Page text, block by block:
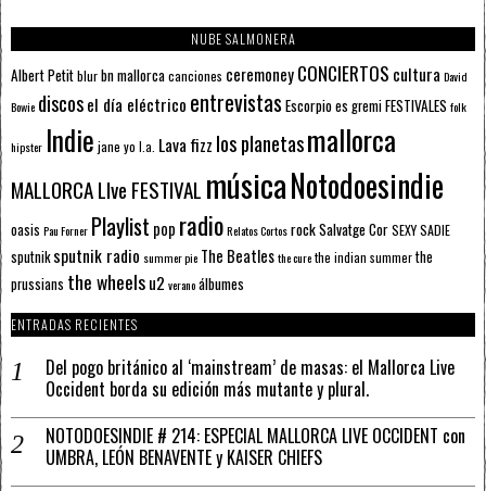
NUBE SALMONERA
Albert Petitblurbn mallorcacanciones ceremoneyCONCIERTOS cultura David
Bowie discosel día eléctrico entrevistas Escorpioes gremiFESTIVALES folk
hipster Indie jane yo l.a. Lava fizz los planetasmallorca
MALLORCA LIve FESTIVAL músicaNotodoesindie
oasis Pau Forner Playlist pop radioRelatos CortosrockSalvatge CorSEXY SADIE
sputnik sputnik radio summer pie The Beatlesthe curethe indian summerthe
prussians the wheelsu2 veranoálbumes
ENTRADAS RECIENTES
Del pogo británico al ‘mainstream’ de masas: el Mallorca Live
Occident borda su edición más mutante y plural.
NOTODOESINDIE # 214: ESPECIAL MALLORCA LIVE OCCIDENT con
UMBRA, LEÓN BENAVENTE y KAISER CHIEFS